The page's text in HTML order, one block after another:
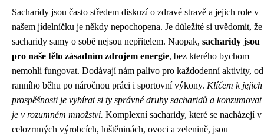
Sacharidy jsou často středem diskuzí o zdravé stravě a jejich role v
našem jídelníčku je někdy nepochopena. Je důležité si uvědomit, že
sacharidy samy o sobě nejsou nepřítelem. Naopak, sacharidy jsou
pro naše tělo zásadním zdrojem energie, bez kterého bychom
nemohli fungovat. Dodávají nám palivo pro každodenní aktivity, od
ranního běhu po náročnou práci i sportovní výkony. Klíčem k jejich
prospěšnosti je vybírat si ty správné druhy sacharidů a konzumovat
je v rozumném množství. Komplexní sacharidy, které se nacházejí v
celozrnných výrobcích, luštěninách, ovoci a zelenině, jsou